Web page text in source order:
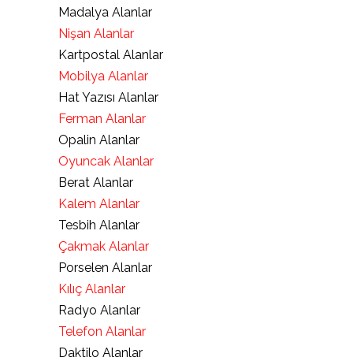
Madalya Alanlar
Nişan Alanlar
Kartpostal Alanlar
Mobilya Alanlar
Hat Yazısı Alanlar
Ferman Alanlar
Opalin Alanlar
Oyuncak Alanlar
Berat Alanlar
Kalem Alanlar
Tesbih Alanlar
Çakmak Alanlar
Porselen Alanlar
Kılıç Alanlar
Radyo Alanlar
Telefon Alanlar
Daktilo Alanlar